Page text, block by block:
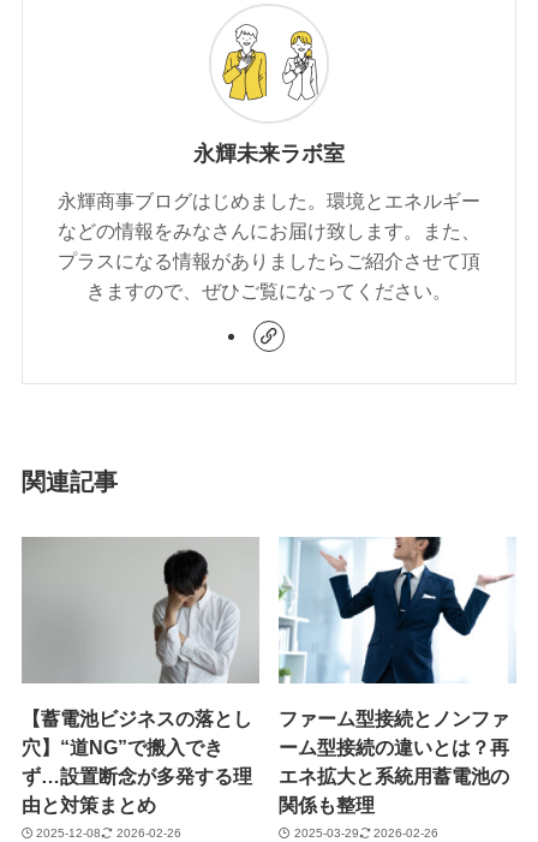
永輝未来ラボ室
永輝商事ブログはじめました。環境とエネルギー
などの情報をみなさんにお届け致します。また、
プラスになる情報がありましたらご紹介させて頂
きますので、ぜひご覧になってください。
関連記事
【蓄電池ビジネスの落とし
穴】“道NG”で搬入でき
ず…設置断念が多発する理
由と対策まとめ
2025-12-08 2026-02-26
ファーム型接続とノンファ
ーム型接続の違いとは？再
エネ拡大と系統用蓄電池の
関係も整理
2025-03-29 2026-02-26